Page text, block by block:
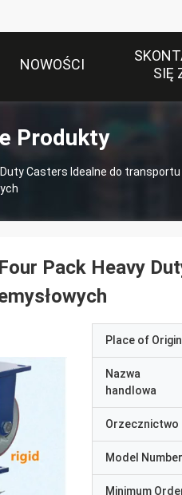
NOWOŚCI
SIĘ
Produkty
Casters Idealne do
Pack Heavy
Place of Origin
Nazwa
handlowa
Orzecznictwo
Model Number
Minimum